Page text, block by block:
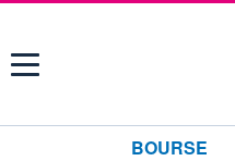
Menu
BOURSE